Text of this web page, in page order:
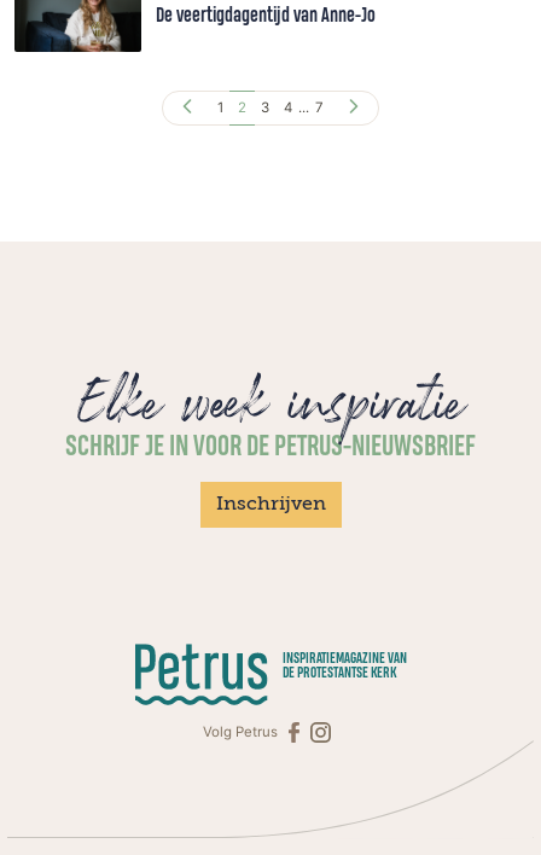
De veertigdagentijd van Anne-Jo
1 2 3 4 ... 7
Elke week inspiratie
SCHRIJF JE IN VOOR DE PETRUS-NIEUWSBRIEF
Inschrijven
INSPIRATIEMAGAZINE VAN
DE PROTESTANTSE KERK
Volg Petrus